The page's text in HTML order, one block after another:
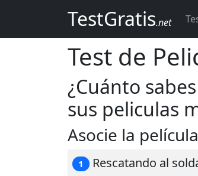
TestGratis.net
Test de
¿Cuánto
sus peliculas
Asocie la
1 Rescatando al